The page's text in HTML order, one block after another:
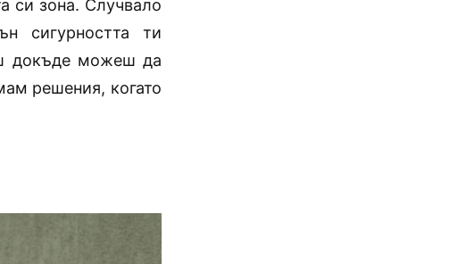
си зона. Случвало
сигурността ти
докъде можеш да
решения, когато